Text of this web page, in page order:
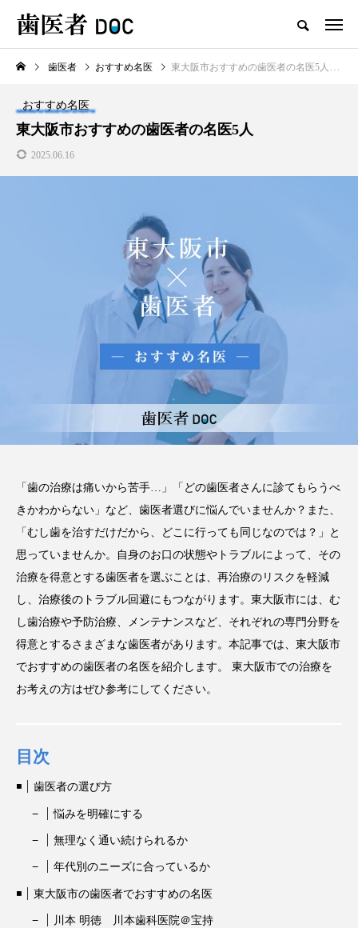
TOP
新着記事
歯医者
セラミックの歯の磨き方は普
通の歯と同じで大丈夫？正し
い磨き方や注意点、長持ちさ
注目のトピック
コラム セラミック
歯医者 おすすめ名医 東大阪市おすすめの歯医者の名医5人
おすすめ名医
東大阪市おすすめの歯医者の名医5人
2025.06.16
「歯の治療は痛いから苦手…」「どの歯医者さんに診てもらうべ
きかわからない」など、歯医者選びに悩んでいませんか？また、
「むし歯を治すだけだから、どこに行っても同じなのでは？」と
思っていませんか。自身のお口の状態やトラブルによって、その
治療を得意とする歯医者を選ぶことは、再治療のリスクを軽減
し、治療後のトラブル回避にもつながります。東大阪市には、む
し歯治療や予防治療、メンテナンスなど、それぞれの専門分野を
得意とするさまざまな歯医者があります。本記事では、東大阪市
でおすすめの歯医者の名医を紹介します。 東大阪市での治療を
お考えの方はぜひ参考にしてください。
目次
歯医者の選び方
悩みを明確にする
無理なく通い続けられるか
年代別のニーズに合っているか
東大阪市の歯医者でおすすめの名医
川本 明徳 川本歯科医院＠宝持